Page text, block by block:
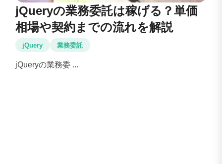
jQueryの業務委託は稼げる？単価
相場や契約までの流れを解説
jQuery 業務委託
jQueryの業務委 ...